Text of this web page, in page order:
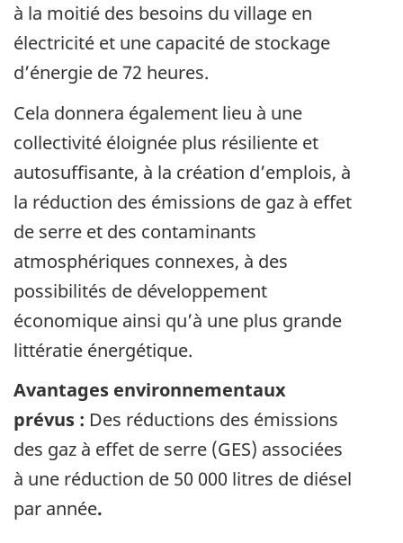
à la moitié des besoins du village en
électricité et une capacité de stockage
d’énergie de 72 heures.
Cela donnera également lieu à une
collectivité éloignée plus résiliente et
autosuffisante, à la création d’emplois, à
la réduction des émissions de gaz à effet
de serre et des contaminants
atmosphériques connexes, à des
possibilités de développement
économique ainsi qu’à une plus grande
littératie énergétique.
Avantages environnementaux
prévus : Des réductions des émissions
des gaz à effet de serre (GES) associées
à une réduction de 50 000 litres de diésel
par année.